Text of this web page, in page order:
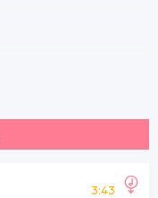
3:43